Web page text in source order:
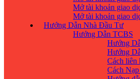
Mở tài khoản giao
Mở tài khoản giao
Hướng Dẫn Nhà Đầu Tư
Hướng Dẫn TCBS
Hướng
Hướng
Cách liên
Cách